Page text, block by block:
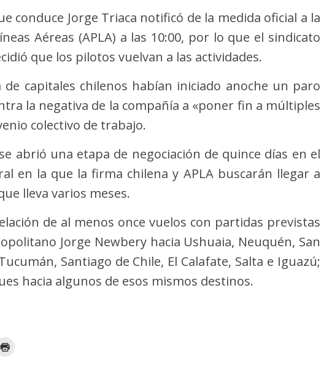
conduce Jorge Triaca notificó de la medida oficial a la
Aéreas (APLA) a las 10:00, por lo que el sindicato
que los pilotos vuelvan a las actividades.
capitales chilenos habían iniciado anoche un paro
la negativa de la compañía a «poner fin a múltiples
colectivo de trabajo.
abrió una etapa de negociación de quince días en el
en la que la firma chilena y APLA buscarán llegar a
lleva varios meses.
de al menos once vuelos con partidas previstas
Jorge Newbery hacia Ushuaia, Neuquén, San
Santiago de Chile, El Calafate, Salta e Iguazú;
hacia algunos de esos mismos destinos.